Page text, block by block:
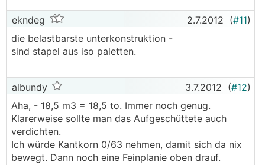
ekndeg 2.7.2012 (#11)
die belastbarste unterkonstruktion -
sind stapel aus iso paletten.
albundy 3.7.2012 (#12)
Aha, - 18,5 m3 = 18,5 to. Immer noch genug.
Klarerweise sollte man das Aufgeschüttete auch
verdichten.
Ich würde Kantkorn 0/63 nehmen, damit sich da nix
bewegt. Dann noch eine Feinplanie oben drauf.